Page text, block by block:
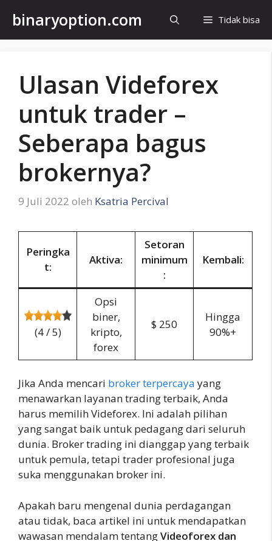
isi
binaryoption.com Tidak bisa
Ulasan Videforex
untuk trader –
Seberapa bagus
brokernya?
9 Juli 2022 oleh Ksatria Percival
Peringka
t:
Aktiva:
Setoran
minimum
:
Kembali:
(4 / 5)
Opsi
biner,
kripto,
forex
$ 250
Hingga
90%+
Jika Anda mencari broker terpercaya yang
menawarkan layanan trading terbaik, Anda
harus memilih Videforex. Ini adalah pilihan
yang sangat baik untuk pedagang dari seluruh
dunia. Broker trading ini dianggap yang terbaik
untuk pemula, tetapi trader profesional juga
suka menggunakan broker ini.
Apakah baru mengenal dunia perdagangan
atau tidak, baca artikel ini untuk mendapatkan
wawasan mendalam tentangVideoforex dan